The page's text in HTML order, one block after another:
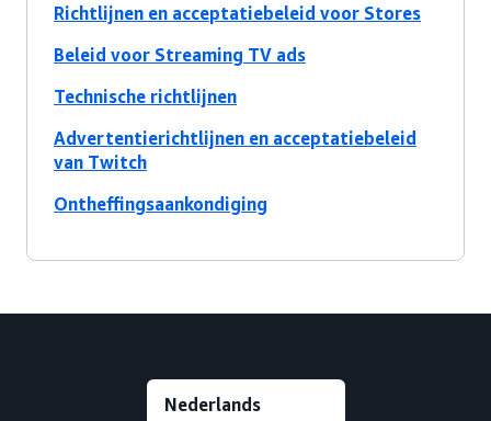
Richtlijnen en acceptatiebeleid voor Stores
Beleid voor Streaming TV ads
Technische richtlijnen
Advertentierichtlijnen en acceptatiebeleid
van Twitch
Ontheffingsaankondiging